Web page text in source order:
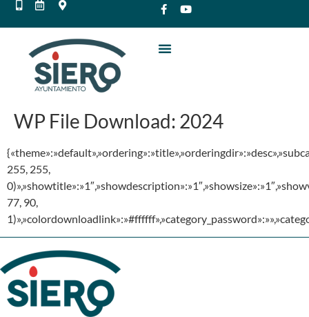
WP File Download: 2024
255, 255,
77, 90,